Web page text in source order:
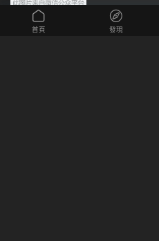
文。 滑動一
2025-07-25
首頁 發現